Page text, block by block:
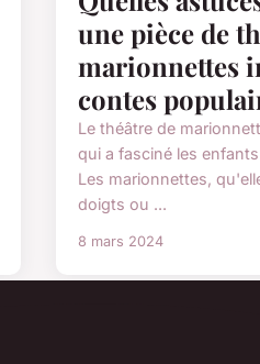
une pièce de
marionnettes
contes
Le théâtre de
qui a fasciné les
Les marionnettes,
doigts ou ...
8 mars 2024